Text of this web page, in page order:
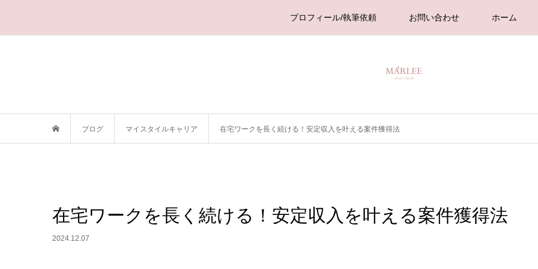
プロフィール/執筆依頼 お問い合わせ ホーム
ブログ マイスタイルキャリア 在宅ワークを長く続ける！安定収入を叶える案件獲得法
在宅ワークを長く続ける！安定収入を叶える案件獲得法
2024.12.07